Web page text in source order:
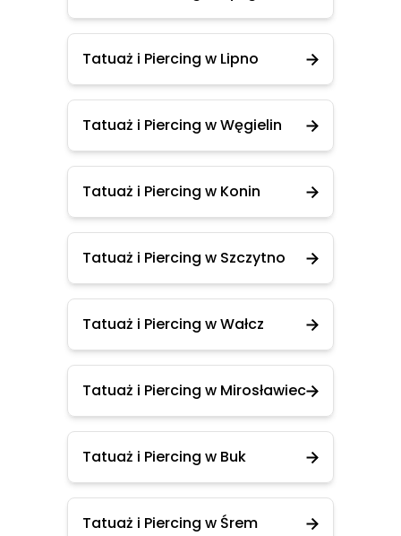
Tatuaż i Piercing w Lipno
Tatuaż i Piercing w Węgielin
Tatuaż i Piercing w Konin
Tatuaż i Piercing w Szczytno
Tatuaż i Piercing w Wałcz
Tatuaż i Piercing w Mirosławiec
Tatuaż i Piercing w Buk
Tatuaż i Piercing w Śrem